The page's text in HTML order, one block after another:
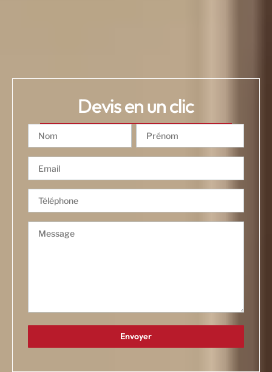
Devis en un clic